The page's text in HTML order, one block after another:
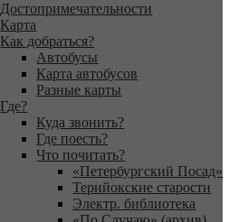
Достопримечательности
Карта
Как добраться?
Автобусы
Карта автобусов
Разные карты
Где?
Куда звонить?
Где поесть?
Что почитать?
«Петербургский Посад»
Терийокские старости
Электр. библиотека